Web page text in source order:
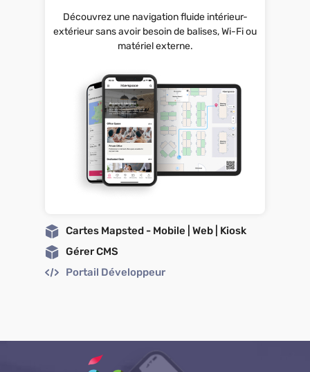
Découvrez une navigation fluide intérieur-
extérieur sans avoir besoin de balises, Wi-Fi ou
matériel externe.
Cartes Mapsted - Mobile | Web | Kiosk
Gérer CMS
Portail Développeur